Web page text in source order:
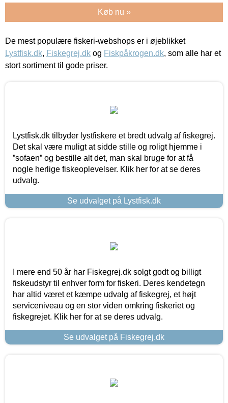
Køb nu »
De mest populære fiskeri-webshops er i øjeblikket
Lystfisk.dk, Fiskegrej.dk og Fiskpåkrogen.dk, som alle har et
stort sortiment til gode priser.
Lystfisk.dk tilbyder lystfiskere et bredt udvalg af fiskegrej.
Det skal være muligt at sidde stille og roligt hjemme i
”sofaen” og bestille alt det, man skal bruge for at få
nogle herlige fiskeoplevelser. Klik her for at se deres
udvalg.
Se udvalget på Lystfisk.dk
I mere end 50 år har Fiskegrej.dk solgt godt og billigt
fiskeudstyr til enhver form for fiskeri. Deres kendetegn
har altid været et kæmpe udvalg af fiskegrej, et højt
serviceniveau og en stor viden omkring fiskeriet og
fiskegrejet. Klik her for at se deres udvalg.
Se udvalget på Fiskegrej.dk